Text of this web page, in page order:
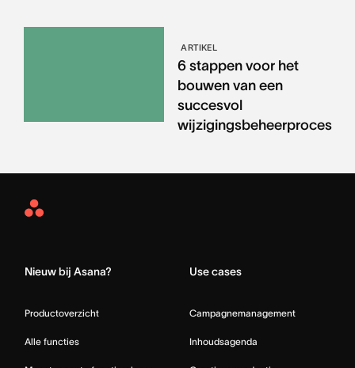
ARTIKEL
6 stappen voor het
bouwen van een
succesvol
wijzigingsbeheerproces
Asana
Nieuw bij Asana?
Productoverzicht
Alle functies
Use cases
Campagnemanagement
Inhoudsagenda